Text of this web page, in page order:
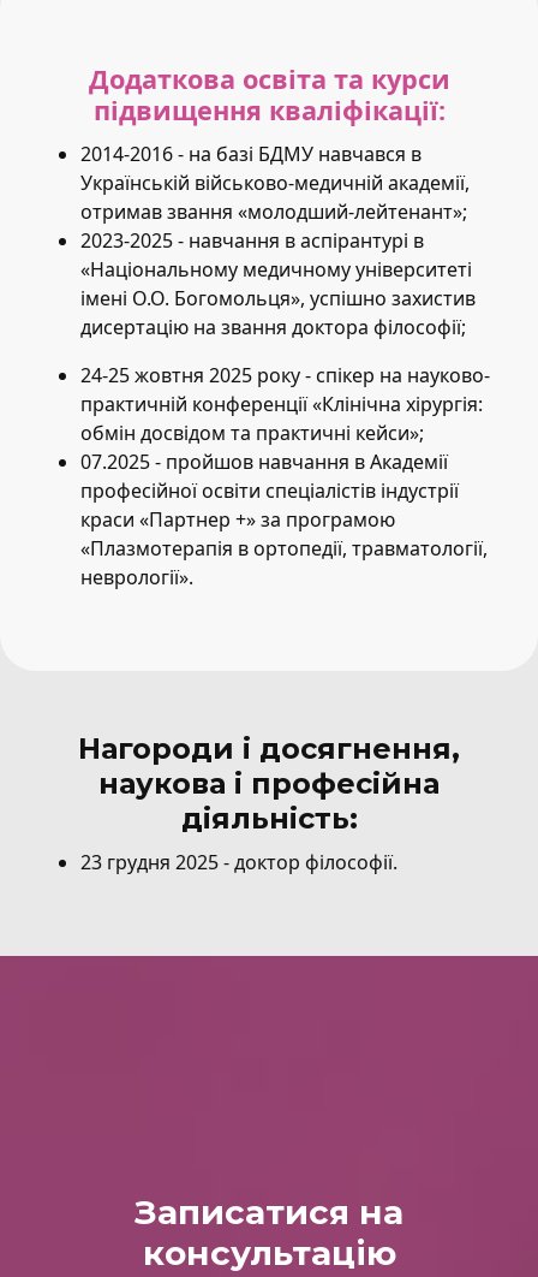
Додаткова освіта та курси
підвищення кваліфікації:
2014-2016 - на базі БДМУ навчався в
Українській військово-медичній академії,
отримав звання «молодший-лейтенант»;
2023-2025 - навчання в аспірантурі в
«Національному медичному університеті
імені О.О. Богомольця», успішно захистив
дисертацію на звання доктора філософії;
24-25 жовтня 2025 року - спікер на науково-
практичній конференції «Клінічна хірургія:
обмін досвідом та практичні кейси»;
07.2025 - пройшов навчання в Академії
професійної освіти спеціалістів індустрії
краси «Партнер +» за програмою
«Плазмотерапія в ортопедії, травматології,
неврології».
Нагороди і досягнення,
наукова і професійна
діяльність:
23 грудня 2025 - доктор філософії.
Записатися на
консультацію